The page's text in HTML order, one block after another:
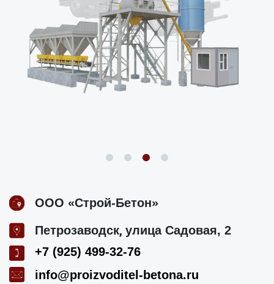
ООО «Строй-Бетон»
Петрозаводск, улица Садовая, 2
+7 (925) 499-32-76
info@proizvoditel-betona.ru